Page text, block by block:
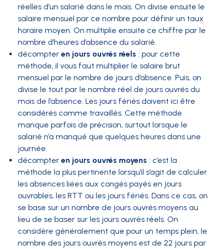
réelles d’un salarié dans le mois. On divise ensuite le
salaire mensuel par ce nombre pour définir un taux
horaire moyen. On multiplie ensuite ce chiffre par le
nombre d’heures d’absence du salarié.
décompter en jours ouvrés réels : pour cette
méthode, il vous faut multiplier le salaire brut
mensuel par le nombre de jours d’absence. Puis, on
divise le tout par le nombre réel de jours ouvrés du
mois de l’absence. Les jours fériés doivent ici être
considérés comme travaillés. Cette méthode
manque parfois de précision, surtout lorsque le
salarié n’a manqué que quelques heures dans une
journée.
décompter en jours ouvrés moyens : c’est la
méthode la plus pertinente lorsqu’il s’agit de calculer
les absences liées aux congés payés en jours
ouvrables, les RTT ou les jours fériés. Dans ce cas, on
se base sur un nombre de jours ouvrés moyens au
lieu de se baser sur les jours ouvrés réels. On
considère généralement que pour un temps plein, le
nombre des jours ouvrés moyens est de 22 jours par